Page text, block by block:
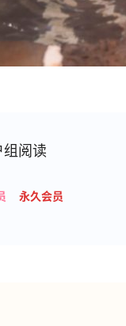
组阅读
永久会员